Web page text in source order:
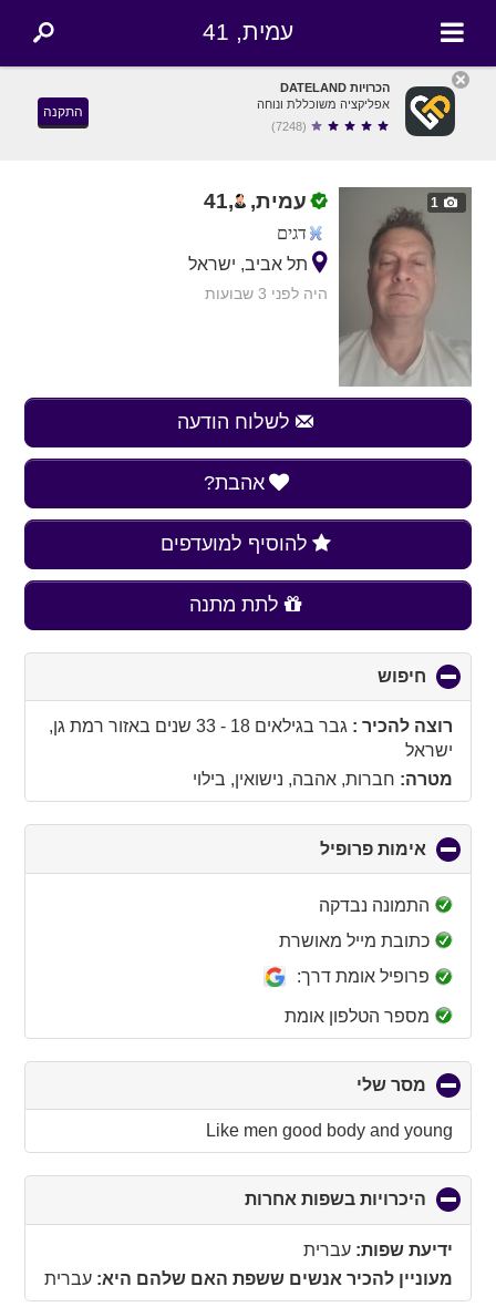
עמית, 41
הכרויות DATELAND
אפליקציה משוכללת ונוחה
(7248)
התקנה
1 עמית, ,
41
דגים
תל אביב, ישראל
היה לפני 3 שבועות
לשלוח הודעה
אהבת?
להוסיף למועדפים
לתת מתנה
חיפוש
to
collapseרוצה להכיר : גבר בגילאים 18 - 33 שנים באזור רמת גן,
ישראל
מטרה: חברות, אהבה, נישואין, בילוי
אימות פרופיל
to
התמונה נבדקה
כתובת מייל מאושרת
פרופיל אומת דרך:
מספר הטלפון אומת
מסר שלי
to
collapse
contents
Like men good body and young
היכרויות בשפות אחרות
to
ידיעת שפות: עברית
מעוניין להכיר אנשים ששפת האם שלהם היא: עברית